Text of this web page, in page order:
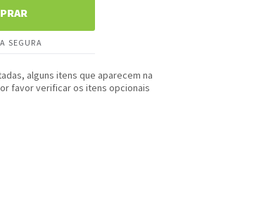
SEGURA
alguns itens que aparecem na
favor verificar os itens opcionais